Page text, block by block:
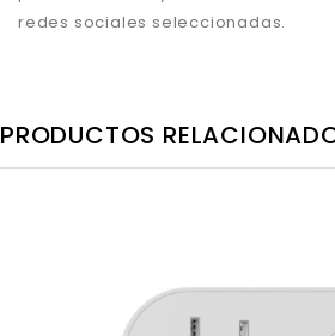
redes sociales seleccionadas.
PRODUCTOS